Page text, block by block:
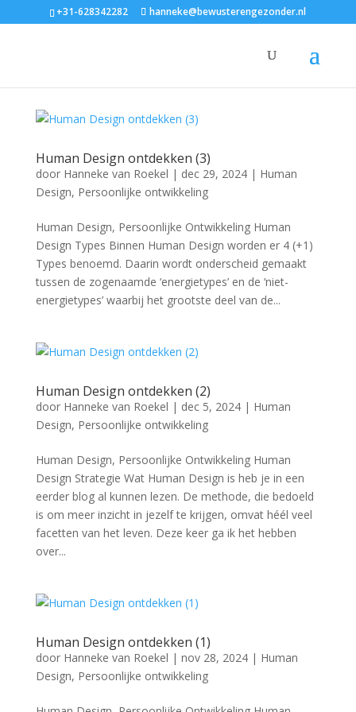
+31-628342282 hanneke@bewusterengezonder.nl
Human Design ontdekken (3)
door Hanneke van Roekel | dec 29, 2024| Human
Design, Persoonlijke ontwikkeling
Human Design, Persoonlijke Ontwikkeling Human
Design Types Binnen Human Design worden er 4 (+1)
Types benoemd. Daarin wordt onderscheid gemaakt
tussen de zogenaamde ‘energietypes’ en de ‘niet-
energietypes’ waarbij het grootste deel van de...
Human Design ontdekken (2)
door Hanneke van Roekel | dec 5, 2024| Human
Design, Persoonlijke ontwikkeling
Human Design, Persoonlijke Ontwikkeling Human
Design Strategie Wat Human Design is heb je in een
eerder blog al kunnen lezen. De methode, die bedoeld
is om meer inzicht in jezelf te krijgen, omvat héél veel
facetten van het leven. Deze keer ga ik het hebben
over...
Human Design ontdekken (1)
door Hanneke van Roekel | nov 28, 2024| Human
Design, Persoonlijke ontwikkeling